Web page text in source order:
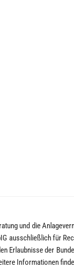
und die
ausschließlich für
Erlaubnisse der
Informationen